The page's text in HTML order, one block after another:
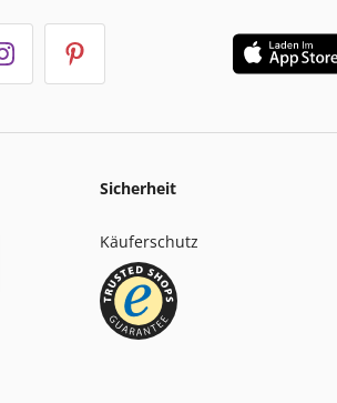
Sicherheit
Käuferschutz